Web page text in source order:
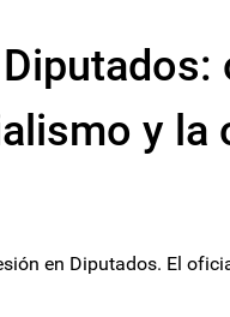
y la
en Diputados. El